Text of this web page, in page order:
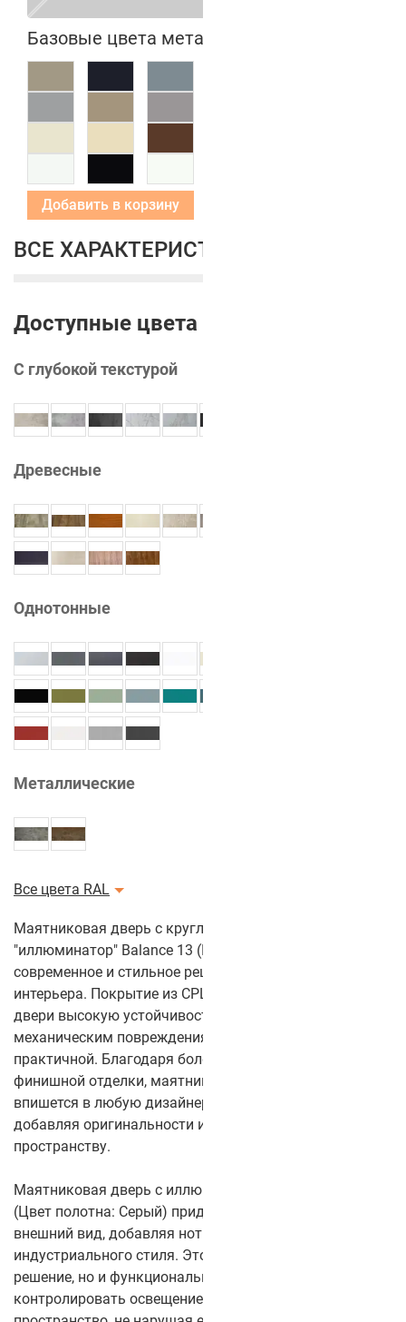
Базовые цвета металлических коробок
Добавить в корзину
ВСЕ ХАРАКТЕРИСТИКИ
Доступные цвета
С глубокой текстурой
Древесные
Однотонные
Металлические
Все цвета RAL
Маятниковая дверь с круглым стеклом
"иллюминатор" Balance 13 (Цвет полотна: Серый) — это
современное и стильное решение для любого
интерьера. Покрытие из CPL-пластика обеспечивает
двери высокую устойчивость к износу и
механическим повреждениям, делая её долговечной и
практичной. Благодаря более чем 50 цветам
финишной отделки, маятниковая дверь легко
впишется в любую дизайнерскую концепцию,
добавляя оригинальности и выразительности
пространству.
Маятниковая дверь с иллюминатором Balance 13
(Цвет полотна: Серый) придаёт двери уникальный
внешний вид, добавляя нотку морской тематики или
индустриального стиля. Это не только эстетическое
решение, но и функциональное — стекло позволяет
контролировать освещение и визуально разделять